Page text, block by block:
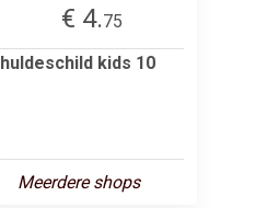
€ 4.75
huldeschild kids 10
Meerdere shops